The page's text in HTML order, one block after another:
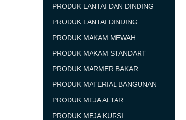
PRODUK LANTAI DAN DINDING
PRODUK LANTAI DINDING
PRODUK MAKAM MEWAH
PRODUK MAKAM STANDART
PRODUK MARMER BAKAR
PRODUK MATERIAL BANGUNAN
PRODUK MEJA ALTAR
PRODUK MEJA KURSI